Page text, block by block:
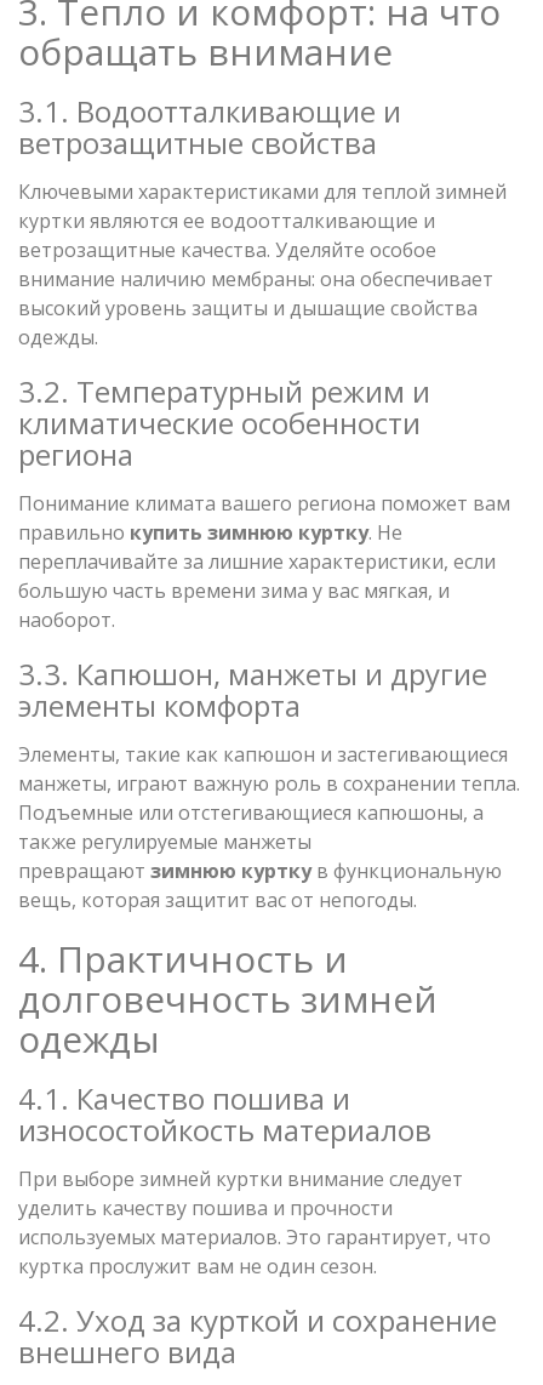
3. Тепло и комфорт: на что
обращать внимание
3.1. Водоотталкивающие и
ветрозащитные свойства
Ключевыми характеристиками для теплой зимней
куртки являются ее водоотталкивающие и
ветрозащитные качества. Уделяйте особое
внимание наличию мембраны: она обеспечивает
высокий уровень защиты и дышащие свойства
одежды.
3.2. Температурный режим и
климатические особенности
региона
Понимание климата вашего региона поможет вам
правильно купить зимнюю куртку. Не
переплачивайте за лишние характеристики, если
большую часть времени зима у вас мягкая, и
наоборот.
3.3. Капюшон, манжеты и другие
элементы комфорта
Элементы, такие как капюшон и застегивающиеся
манжеты, играют важную роль в сохранении тепла.
Подъемные или отстегивающиеся капюшоны, а
также регулируемые манжеты
превращают зимнюю курткув функциональную
вещь, которая защитит вас от непогоды.
4. Практичность и
долговечность зимней
одежды
4.1. Качество пошива и
износостойкость материалов
При выборе зимней куртки внимание следует
уделить качеству пошива и прочности
используемых материалов. Это гарантирует, что
куртка прослужит вам не один сезон.
4.2. Уход за курткой и сохранение
внешнего вида